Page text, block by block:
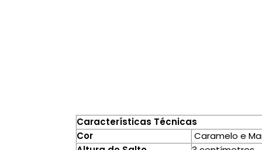
Características Técnicas
Cor
Caramelo e